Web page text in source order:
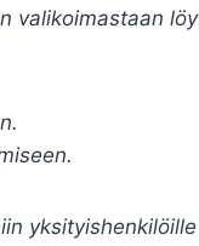
valikoimastaan